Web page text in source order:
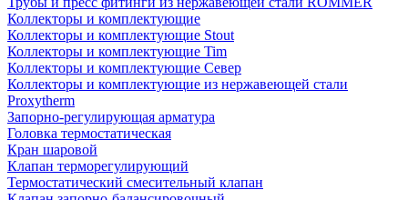
Коллекторы и комплектующие
Коллекторы и комплектующие Stout
Коллекторы и комплектующие Tim
Коллекторы и комплектующие Север
Коллекторы и комплектующие из нержавеющей стали
Proxytherm
Запорно-регулирующая арматура
Головка термостатическая
Кран шаровой
Клапан терморегулирующий
Термостатический смесительный клапан